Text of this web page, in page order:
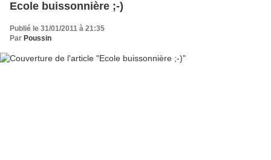
Ecole buissonnière ;-)
Publié le 31/01/2011 à 21:35
Par Poussin